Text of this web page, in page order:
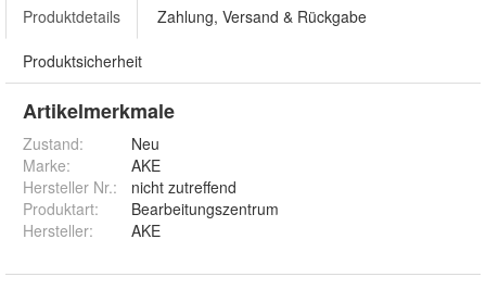
Produktdetails Zahlung, Versand & Rückgabe
Produktsicherheit
Artikelmerkmale
Zustand:
Neu
Marke:
AKE
Hersteller Nr.:
nicht zutreffend
Produktart:
Bearbeitungszentrum
Hersteller: AKE